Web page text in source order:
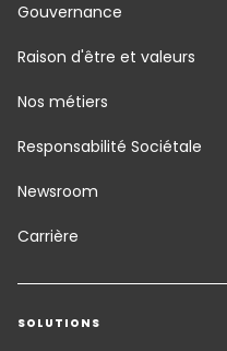
Gouvernance
Raison d'être et valeurs
Nos métiers
Responsabilité Sociétale
Newsroom
Carrière
SOLUTIONS